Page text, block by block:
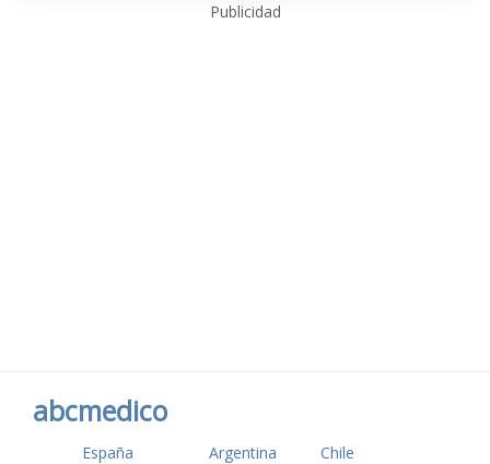
Publicidad
abcmedico
España Argentina Chile